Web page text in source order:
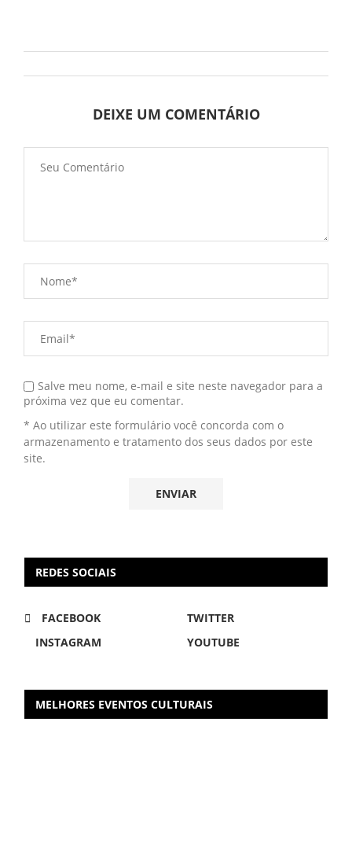
DEIXE UM COMENTÁRIO
Salve meu nome, e-mail e site neste navegador para a
próxima vez que eu comentar.
* Ao utilizar este formulário você concorda com o
armazenamento e tratamento dos seus dados por este
site.
REDES SOCIAIS
FACEBOOK
TWITTER
INSTAGRAM
YOUTUBE
MELHORES EVENTOS CULTURAIS